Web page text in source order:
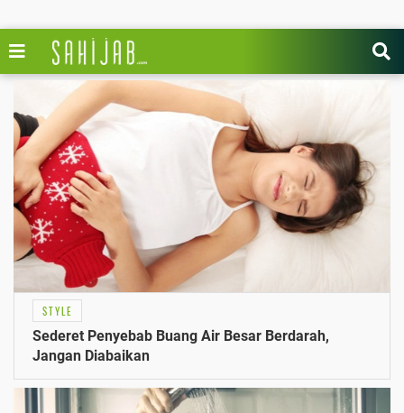
STYLE
Sederet Penyebab Buang Air Besar Berdarah,
Jangan Diabaikan